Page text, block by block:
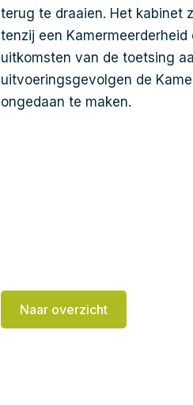
terug te draaien. Het kabinet
tenzij een
uitkomsten van de toetsing
uitvoeringsgevolgen de
ongedaan te maken.
Naar overzicht